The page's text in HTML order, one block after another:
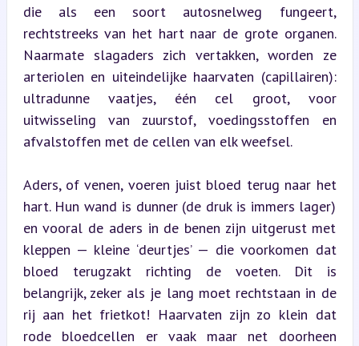
die als een soort autosnelweg fungeert,
rechtstreeks van het hart naar de grote organen.
Naarmate slagaders zich vertakken, worden ze
arteriolen en uiteindelijke haarvaten (capillairen):
ultradunne vaatjes, één cel groot, voor
uitwisseling van zuurstof, voedingsstoffen en
afvalstoffen met de cellen van elk weefsel.
Aders, of venen, voeren juist bloed terug naar het
hart. Hun wand is dunner (de druk is immers lager)
en vooral de aders in de benen zijn uitgerust met
kleppen — kleine ‘deurtjes’ — die voorkomen dat
bloed terugzakt richting de voeten. Dit is
belangrijk, zeker als je lang moet rechtstaan in de
rij aan het frietkot! Haarvaten zijn zo klein dat
rode bloedcellen er vaak maar net doorheen